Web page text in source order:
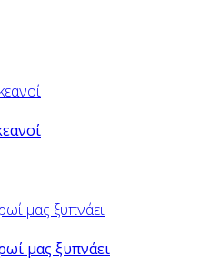
μας ξυπνάει